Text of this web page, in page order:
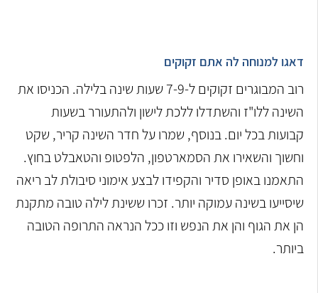
דאגו למנוחה לה אתם זקוקים
רוב המבוגרים זקוקים ל-7-9 שעות שינה בלילה. הכניסו את
השינה ללו"ז והשתדלו ללכת לישון ולהתעורר בשעות
קבועות בכל יום. בנוסף, שמרו על חדר השינה קריר, שקט
וחשוך והשאירו את הסמארטפון, הלפטופ והטאבלט בחוץ.
התאמנו באופן סדיר והקפידו לבצע אימוני סיבולת לב ריאה
שיסייעו בשינה עמוקה יותר. זכרו ששינת לילה טובה מתקנת
הן את הגוף והן את הנפש וזו ככל הנראה התרופה הטובה
ביותר.